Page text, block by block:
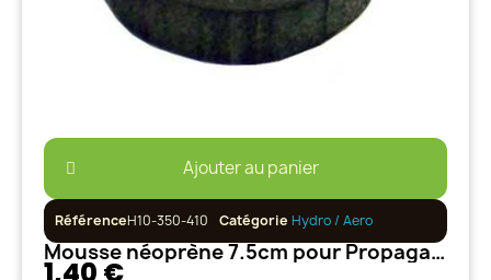
Ajouter au panier
RéférenceH10-350-410 Catégorie Hydro / Aero
Mousse néoprène 7.5cm pour Propagator
1,40 €